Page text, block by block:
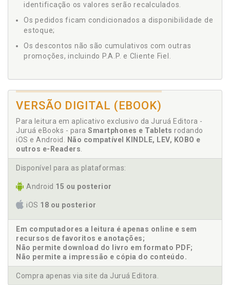
identificação os valores serão recalculados.
Os pedidos ficam condicionados a disponibilidade de
estoque;
Os descontos não são cumulativos com outras
promoções, incluindo P.A.P. e Cliente Fiel.
VERSÃO DIGITAL (EBOOK)
Para leitura em aplicativo exclusivo da Juruá Editora -
Juruá eBooks - para Smartphones e Tablets rodando
iOS e Android.
Não compatível KINDLE, LEV, KOBO e
outros e-Readers
Disponível para as plataformas:
Android 15 ou posterior
iOS 18 ou posterior
Em computadores a leitura é apenas online e sem
recursos de favoritos e anotações;
Não permite download do livro em formato PDF;
Não permite a impressão e cópia do conteúdo.
Compra apenas via site da Juruá Editora.